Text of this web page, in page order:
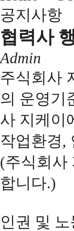
공지사항
협력사
Admin
주식회사
의 운영기
사 지케이
작업환경,
(주식회사
합니다.)
인권 및 노